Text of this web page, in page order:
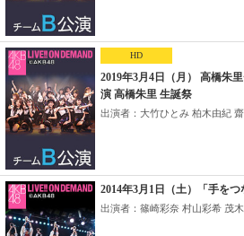
HD
2019年3月4日（月） 高橋朱
演 高橋朱里 生誕祭
出演者：大竹ひとみ 柏木由紀 齋
2014年3月1日（土）「手を
出演者：篠崎彩奈 村山彩希 茂木